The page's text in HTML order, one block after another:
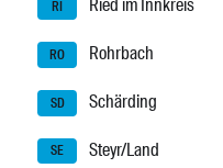
RI Ried im Innkreis
RO Rohrbach
SD Schärding
SE Steyr/Land